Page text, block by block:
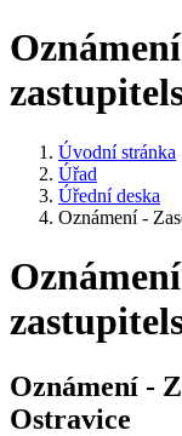
Úvodní stránka
Úřad
Úřední deska
Oznámení -
Oznámení -
Ostravice